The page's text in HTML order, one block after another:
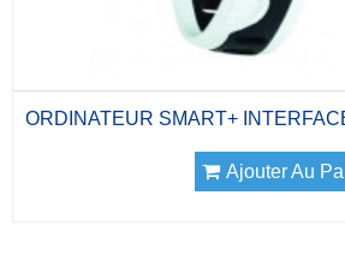
ORDINATEUR SMART+
Ajouter Au